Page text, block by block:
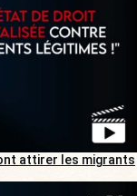
attirer les migrants